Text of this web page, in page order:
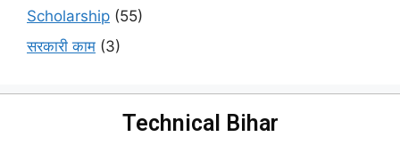
Scholarship (55)
सरकारी काम (3)
Technical Bihar